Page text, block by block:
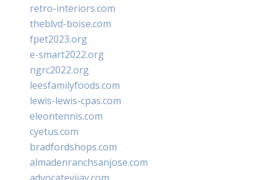
retro-interiors.com
theblvd-boise.com
fpet2023.org
e-smart2022.org
ngrc2022.org
leesfamilyfoods.com
lewis-lewis-cpas.com
eleontennis.com
cyetus.com
bradfordshops.com
almadenranchsanjose.com